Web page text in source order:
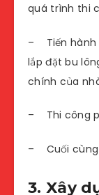
quá trình thi
– Tiến hành
lắp đặt bu
chính của
– Thi công
– Cuối cùng
3. Xây